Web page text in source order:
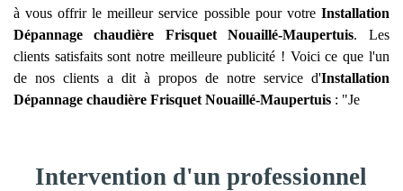
à vous offrir le meilleur service possible pour votre Installation
Dépannage chaudière Frisquet
Nouaillé-Maupertuis. Les
clients satisfaits sont notre meilleure publicité ! Voici ce que l'un
de nos clients a dit à propos de notre service d'Installation
Dépannage chaudière Frisquet Nouaillé-Maupertuis : "Je
Intervention d'un professionnel